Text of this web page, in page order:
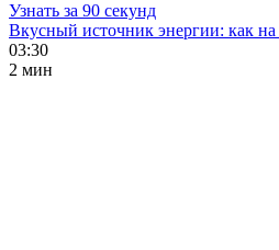
Узнать за 90 секунд
Вкусный источник энергии: как
03:30
2 мин